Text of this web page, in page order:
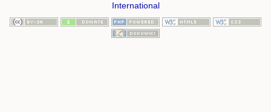
International